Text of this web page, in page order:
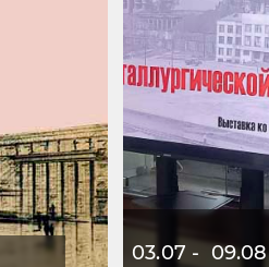
03.07 - 09.08